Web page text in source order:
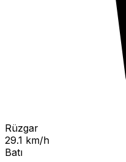
Rüzgar
29.1 km/h
Batı